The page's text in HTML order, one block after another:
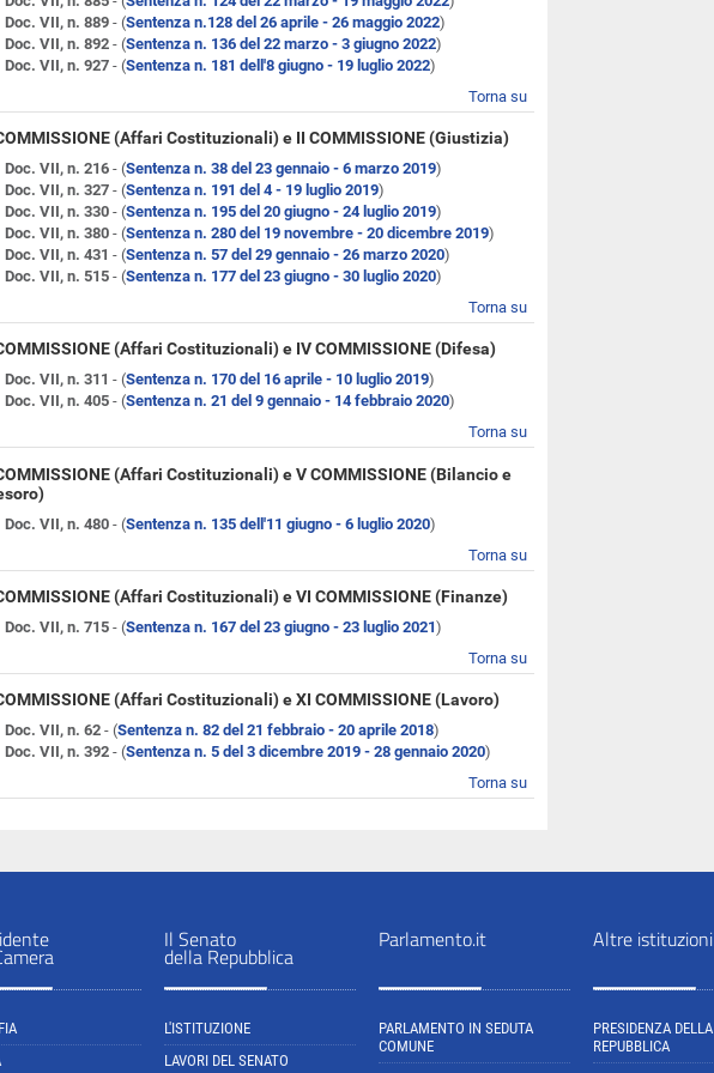
Doc. VII, n. 889- (Sentenza n.128 del 26 aprile - 26 maggio 2022)
Doc. VII, n. 892- (Sentenza n. 136 del 22 marzo - 3 giugno 2022)
Doc. VII, n. 927- (Sentenza n. 181 dell'8 giugno - 19 luglio 2022)
Torna su
(Affari Costituzionali) e II COMMISSIONE (Giustizia)
Doc. VII, n. 216- (Sentenza n. 38 del 23 gennaio - 6 marzo 2019)
Doc. VII, n. 327- (Sentenza n. 191 del 4 - 19 luglio 2019)
Doc. VII, n. 330- (Sentenza n. 195 del 20 giugno - 24 luglio 2019)
Doc. VII, n. 380- (Sentenza n. 280 del 19 novembre - 20 dicembre 2019)
Doc. VII, n. 431 - (Sentenza n. 57 del 29 gennaio - 26 marzo 2020)
Doc. VII, n. 515- (Sentenza n. 177 del 23 giugno - 30 luglio 2020)
Torna su
(Affari Costituzionali) e IV COMMISSIONE (Difesa)
Doc. VII, n. 311 - (Sentenza n. 170 del 16 aprile - 10 luglio 2019)
Doc. VII, n. 405- (Sentenza n. 21 del 9 gennaio - 14 febbraio 2020)
Torna su
(Affari Costituzionali) e V COMMISSIONE (Bilancio e
Doc. VII, n. 480- (Sentenza n. 135 dell'11 giugno - 6 luglio 2020)
Torna su
(Affari Costituzionali) e VI COMMISSIONE (Finanze)
Doc. VII, n. 715- (Sentenza n. 167 del 23 giugno - 23 luglio 2021)
Torna su
(Affari Costituzionali) e XI COMMISSIONE (Lavoro)
Doc. VII, n. 62- (Sentenza n. 82 del 21 febbraio - 20 aprile 2018)
Doc. VII, n. 392- (Sentenza n. 5 del 3 dicembre 2019 - 28 gennaio 2020)
Torna su
Il Senato
della Repubblica
L'ISTITUZIONE
LAVORI DEL SENATO
Parlamento.it
PARLAMENTO IN SEDUTA
COMUNE
Altre istituzioni
PRESIDENZA DELLA
REPUBBLICA